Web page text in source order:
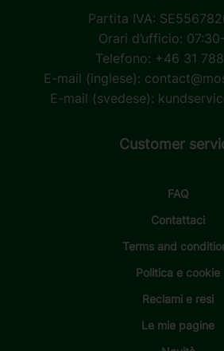
Partita IVA:
Orari d’ufficio:
Telefono: +46 31
E-mail (inglese):
E-mail (svedese):
Customer
FAQ
Contattaci
Terms and
Politica e cookie
Reclami e resi
Le mie pagine